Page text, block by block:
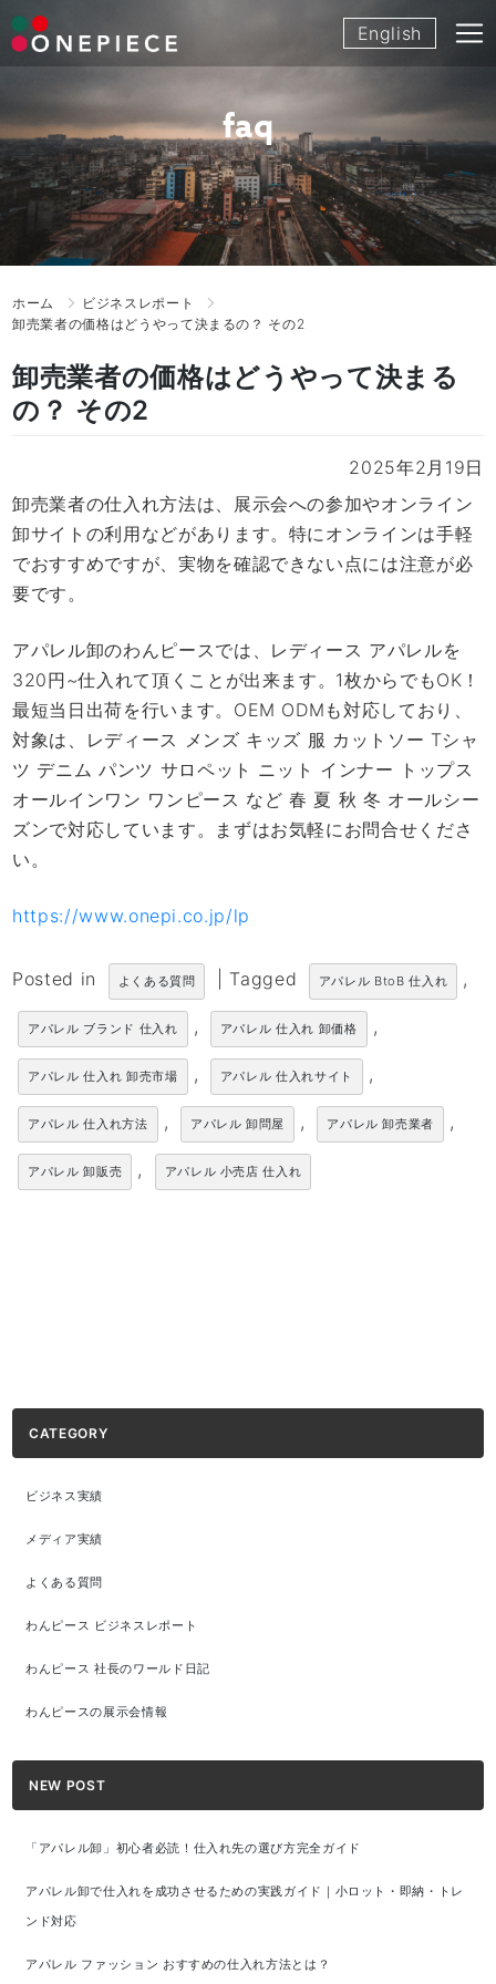
Skip
to
English
faq
ホーム
ビジネスレポート
卸売業者の価格はどうやって決まるの？ その2
卸売業者の価格はどうやって決まる
の？ その2
2025年2月19日
卸売業者の仕入れ方法は、展示会への参加やオンライン
卸サイトの利用などがあります。特にオンラインは手軽
でおすすめですが、実物を確認できない点には注意が必
要です。
アパレル卸のわんピースでは、レディース アパレルを
320円~仕入れて頂くことが出来ます。1枚からでもOK！
最短当日出荷を行います。OEM ODMも対応しており、
対象は、レディース メンズ キッズ 服 カットソー Tシャ
ツ デニム パンツ サロペット ニット インナー トップス
オールインワン ワンピース など 春 夏 秋 冬 オールシー
ズンで対応しています。まずはお気軽にお問合せくださ
い。
https://www.onepi.co.jp/lp
Posted in よくある質問 Tagged アパレル BtoB 仕入れ ,
アパレル ブランド 仕入れ , アパレル 仕入れ 卸価格 ,
アパレル 仕入れ 卸売市場 , アパレル 仕入れサイト ,
アパレル 仕入れ方法 , アパレル 卸問屋 , アパレル 卸売業者 ,
アパレル 卸販売 , アパレル 小売店 仕入れ
CATEGORY
ビジネス実績
メディア実績
よくある質問
わんピース ビジネスレポート
わんピース 社長のワールド日記
わんピースの展示会情報
NEW POST
「アパレル卸」初心者必読！仕入れ先の選び方完全ガイド
アパレル卸で仕入れを成功させるための実践ガイド｜小ロット・即納・トレ
ンド対応
アパレル ファッション おすすめの仕入れ方法とは？